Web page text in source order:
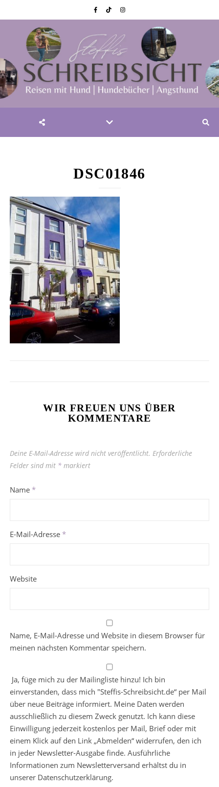
DSC01846
WIR FREUEN UNS ÜBER
KOMMENTARE
Deine E-Mail-Adresse wird nicht veröffentlicht. Erforderliche
Felder sind mit * markiert
Name *
E-Mail-Adresse *
Website
Name, E-Mail-Adresse und Website in diesem Browser für
meinen nächsten Kommentar speichern.
Ja, füge mich zu der Mailingliste hinzu! Ich bin
einverstanden, dass mich "Steffis-Schreibsicht.de“ per Mail
über neue Beiträge informiert. Meine Daten werden
ausschließlich zu diesem Zweck genutzt. Ich kann diese
Einwilligung jederzeit kostenlos per Mail, Brief oder mit
einem Klick auf den Link „Abmelden“ widerrufen, den ich
in jeder Newsletter-Ausgabe finde. Ausführliche
Informationen zum Newsletterversand erhältst du in
unserer Datenschutzerklärung.